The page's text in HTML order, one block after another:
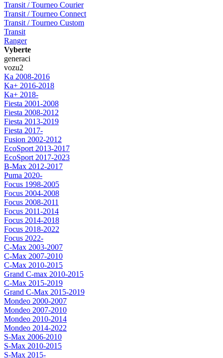
Transit / Tourneo Courier
Transit / Tourneo Connect
Transit / Tourneo Custom
Transit
Ranger
Vyberte
generaci
vozu2
Ka 2008-2016
Ka+ 2016-2018
Ka+ 2018-
Fiesta 2001-2008
Fiesta 2008-2012
Fiesta 2013-2019
Fiesta 2017-
Fusion 2002-2012
EcoSport 2013-2017
EcoSport 2017-2023
B-Max 2012-2017
Puma 2020-
Focus 1998-2005
Focus 2004-2008
Focus 2008-2011
Focus 2011-2014
Focus 2014-2018
Focus 2018-2022
Focus 2022-
C-Max 2003-2007
C-Max 2007-2010
C-Max 2010-2015
Grand C-max 2010-2015
C-Max 2015-2019
Grand C-Max 2015-2019
Mondeo 2000-2007
Mondeo 2007-2010
Mondeo 2010-2014
Mondeo 2014-2022
S-Max 2006-2010
S-Max 2010-2015
S-Max 2015-